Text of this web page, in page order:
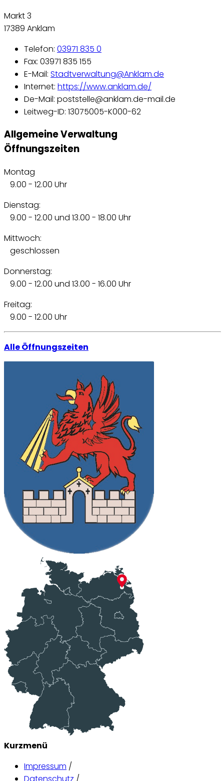
Markt 3
17389 Anklam
Telefon: 03971 835 0
Fax: 03971 835 155
E-Mail: Stadtverwaltung@Anklam.de
Internet: https://www.anklam.de/
De-Mail: poststelle@anklam.de-mail.de
Leitweg-ID: 13075005-K000-62
Allgemeine Verwaltung
Öffnungszeiten
Montag
9.00 - 12.00 Uhr
Dienstag:
9.00 - 12.00 und 13.00 - 18.00 Uhr
Mittwoch:
geschlossen
Donnerstag:
9.00 - 12.00 und 13.00 - 16.00 Uhr
Freitag:
9.00 - 12.00 Uhr
Alle Öffnungszeiten
Kurzmenü
Impressum /